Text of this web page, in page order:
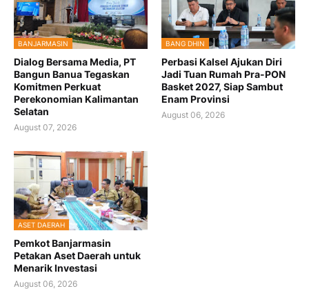
BANJARMASIN
Dialog Bersama Media, PT
Bangun Banua Tegaskan
Komitmen Perkuat
Perekonomian Kalimantan
Selatan
August 07, 2026
BANG DHIN
Perbasi Kalsel Ajukan Diri
Jadi Tuan Rumah Pra-PON
Basket 2027, Siap Sambut
Enam Provinsi
August 06, 2026
ASET DAERAH
Pemkot Banjarmasin
Petakan Aset Daerah untuk
Menarik Investasi
August 06, 2026